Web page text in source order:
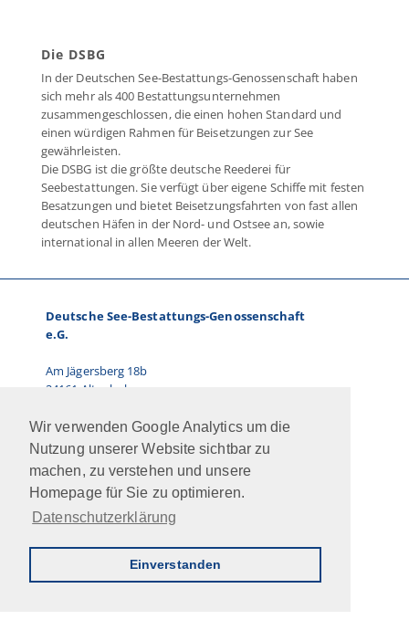
Wir verwenden Google Analytics um die
Nutzung unserer Website sichtbar zu
machen, zu verstehen und unsere
Homepage für Sie zu optimieren.
Datenschutzerklärung
Einverstanden
Datenschutz
Kontakt
Die DSBG
In der Deutschen See-Bestattungs-Genossenschaft haben
sich mehr als 400 Bestattungsunternehmen
zusammengeschlossen, die einen hohen Standard und
einen würdigen Rahmen für Beisetzungen zur See
gewährleisten.
Die DSBG ist die größte deutsche Reederei für
Seebestattungen. Sie verfügt über eigene Schiffe mit festen
Besatzungen und bietet Beisetzungsfahrten von fast allen
deutschen Häfen in der Nord- und Ostsee an, sowie
international in allen Meeren der Welt.
Deutsche See-Bestattungs-Genossenschaft
e.G.
Am Jägersberg 18b
24161 Altenholz
Telefon: 0431.66 67 87-0
E-Mail: info@dsbg.de
Vorstand:
Ralf Paulsen, Marcus Kühn